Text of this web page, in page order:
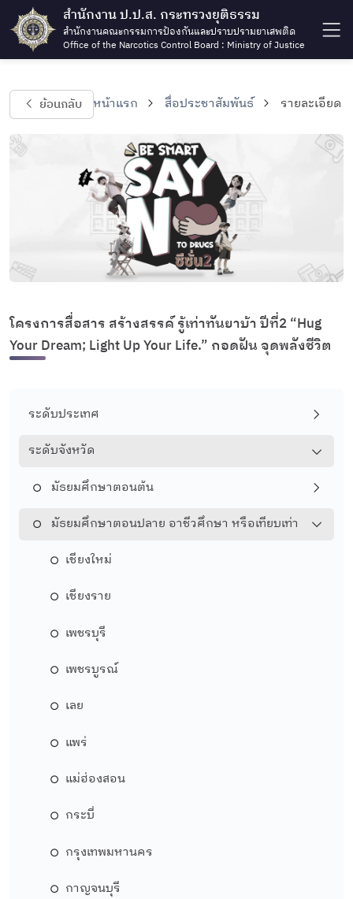
สำนักงาน ป.ป.ส. กระทรวงยุติธรรม
สำนักงานคณะกรรมการป้องกันและปราบปรามยาเสพติด
Office of the Narcotics Control Board : Ministry of Justice
ย้อนกลับ หน้าแรก สื่อประชาสัมพันธ์ รายละเอียด
โครงการสื่อสาร สร้างสรรค์ รู้เท่าทันยาบ้า ปีที่2 “Hug
Your Dream; Light Up Your Life.” กอดฝัน จุดพลังชีวิต
ระดับประเทศ
ระดับจังหวัด
มัธยมศึกษาตอนต้น
มัธยมศึกษาตอนปลาย อาชีวศึกษา หรือเทียบเท่า
เชียงใหม่
เชียงราย
เพชรบุรี
เพชรบูรณ์
เลย
แพร่
แม่ฮ่องสอน
กระบี่
กรุงเทพมหานคร
กาญจนบุรี